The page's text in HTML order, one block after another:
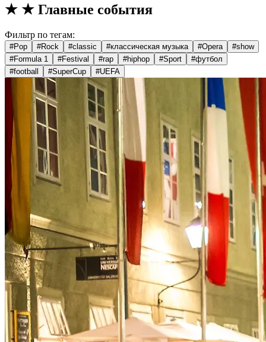
★ ★ Главные события
Фильтр по тегам:
#Pop #Rock #classic #классическая музыка #Opera #show
#Formula 1 #Festival #rap #hiphop #Sport #футбол
#football #SuperCup #UEFA